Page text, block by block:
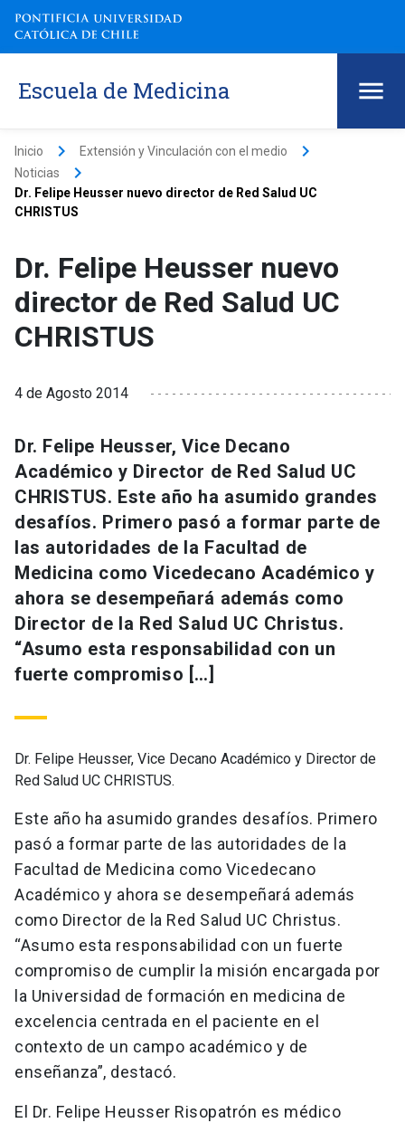
Escuela de Medicina
Inicio keyboard_arrow_right Extensión y Vinculación con el medio keyboard_arrow_right
Noticias keyboard_arrow_right
Dr. Felipe Heusser nuevo director de Red Salud UC
CHRISTUS
Dr. Felipe Heusser nuevo
director de Red Salud UC
CHRISTUS
4 de Agosto 2014
Dr. Felipe Heusser, Vice Decano
Académico y Director de Red Salud UC
CHRISTUS. Este año ha asumido grandes
desafíos. Primero pasó a formar parte de
las autoridades de la Facultad de
Medicina como Vicedecano Académico y
ahora se desempeñará además como
Director de la Red Salud UC Christus.
“Asumo esta responsabilidad con un
fuerte compromiso […]
Dr. Felipe Heusser, Vice Decano Académico y Director de
Red Salud UC CHRISTUS.
Este año ha asumido grandes desafíos. Primero
pasó a formar parte de las autoridades de la
Facultad de Medicina como Vicedecano
Académico y ahora se desempeñará además
como Director de la Red Salud UC Christus.
“Asumo esta responsabilidad con un fuerte
compromiso de cumplir la misión encargada por
la Universidad de formación en medicina de
excelencia centrada en el paciente en el
contexto de un campo académico y de
enseñanza”, destacó.
El Dr. Felipe Heusser Risopatrón es médico